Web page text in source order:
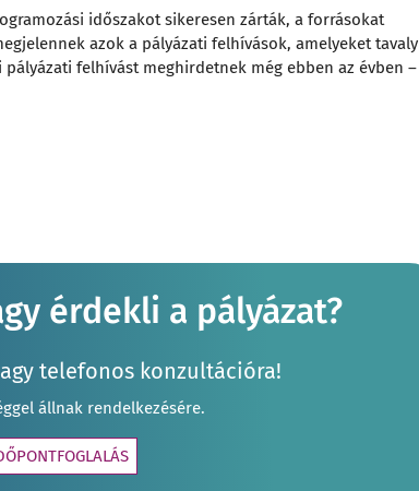
időszakot sikeresen zárták, a forrásokat
azok a pályázati felhívások, amelyeket tavaly
felhívást meghirdetnek még ebben az évben –
érdekli a pályázat?
telefonos konzultációra!
állnak rendelkezésére.